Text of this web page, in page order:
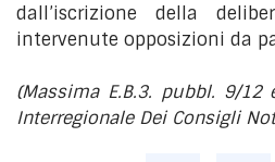
dall’iscrizione della
intervenute opposizioni da
(Massima E.B.3. pubbl. 9/12
Interregionale Dei Consigli